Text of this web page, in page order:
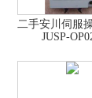
二手安川伺服
JUSP-